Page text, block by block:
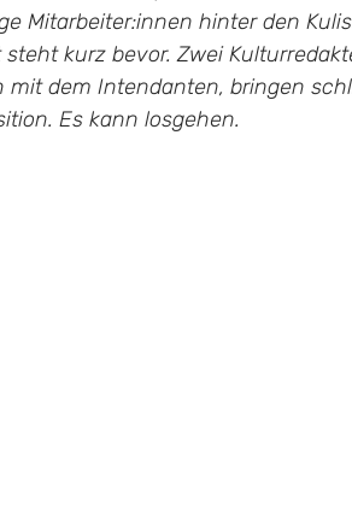
Mitarbeiter:innen hinter den
kurz bevor. Zwei
mit dem Intendanten, bringen
Es kann losgehen.